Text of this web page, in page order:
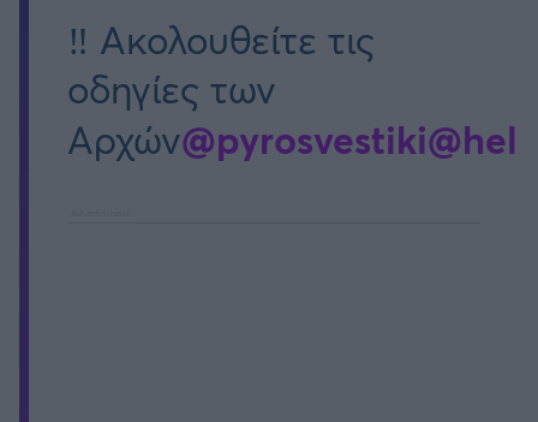
‼️ Ακολουθείτε τις
οδηγίες των
Αρχών@pyrosvestiki